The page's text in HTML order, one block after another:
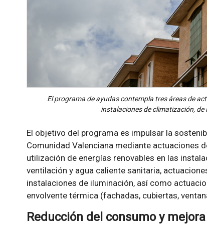
El programa de ayudas contempla tres áreas de
instalaciones de climatización,
El objetivo del programa es impulsar la
Comunidad Valenciana mediante actuaciones
utilización de energías renovables en las
ventilación y agua caliente sanitaria,
instalaciones de iluminación, así como
envolvente térmica (fachadas, cubiertas,
Reducción del consumo y